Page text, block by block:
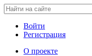
Войти
Регистрация
О проекте